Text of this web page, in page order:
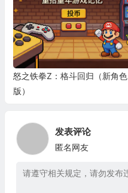
怒之铁拳Z：格斗回归（新角色
版）
发表评论
匿名网友